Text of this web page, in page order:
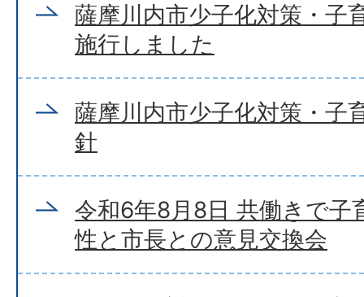
薩摩川内市少子化対策・子
施行しました
薩摩川内市少子化対策・子
針
令和6年8月8日 共働きで子
性と市長との意見交換会